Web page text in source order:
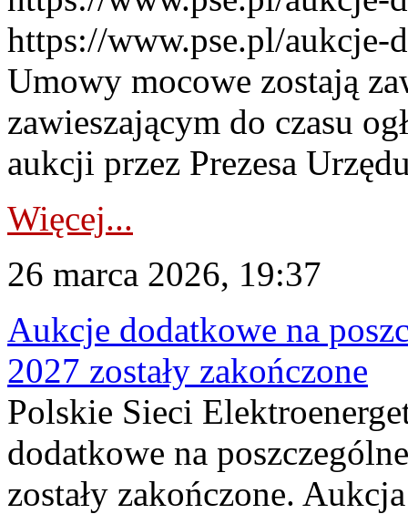
https://www.pse.pl/aukcje-
Umowy mocowe zostają
zawieszającym do czasu
aukcji przez Prezesa
Więcej...
26 marca 2026, 19:37
Aukcje dodatkowe na
2027 zostały zakończone
Polskie Sieci
dodatkowe na
zostały zakończone.